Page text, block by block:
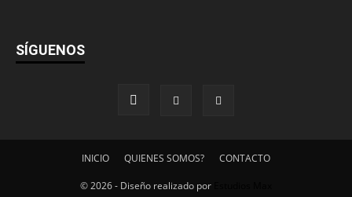
SÍGUENOS
INICIO QUIENES SOMOS? CONTACTO
© 2026 - Diseño realizado por